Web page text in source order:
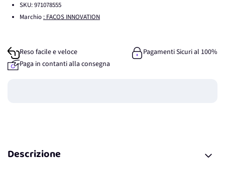
SKU:971078555
Marchio : FACOS INNOVATION
Reso facile e veloce
Pagamenti Sicuri al 100%
Paga in contanti alla consegna
Descrizione